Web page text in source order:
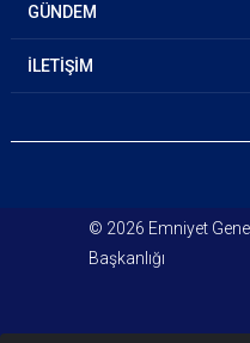
GÜNDEM
İLETİŞİM
© 2026 Emniyet
Başkanlığı